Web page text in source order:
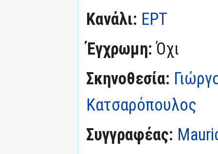
Κανάλι: ΕΡΤ
Έγχρωμη:Όχι
Σκηνοθεσία:
Κατσαρόπουλος
Συγγραφέας: